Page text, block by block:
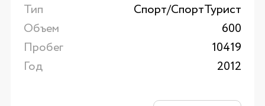
Тип
Спорт/CпортТурист
Объем
600
Пробег
10419
Год
2012